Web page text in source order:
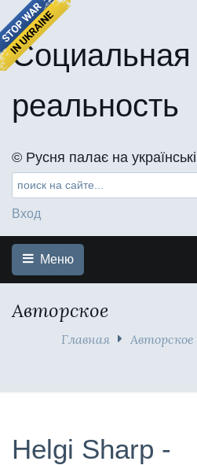
Социальная
реальность
©️ Русня палає на
Вход
Меню
Авторское
Главная Авторское
Helgi Sharp -